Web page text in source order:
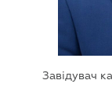
Завідувач